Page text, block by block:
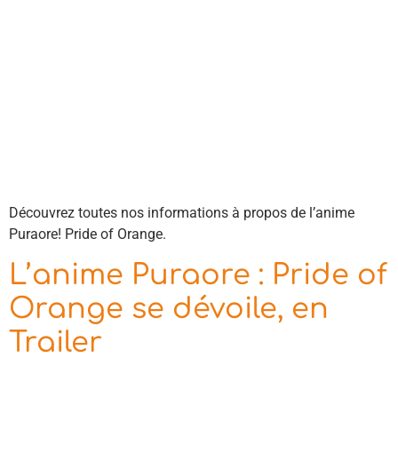
Découvrez toutes nos informations à propos de l’anime
Puraore! Pride of Orange.
L’anime Puraore : Pride of
Orange se dévoile, en
Trailer